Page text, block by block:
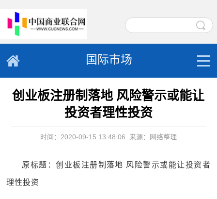
国际市场
创业板注册制落地 风险警示或能让
投资者理性投资
时间：2020-09-15 13:48:06 来源：网络整理
原标题：创业板注册制落地 风险警示或能让投资者
理性投资